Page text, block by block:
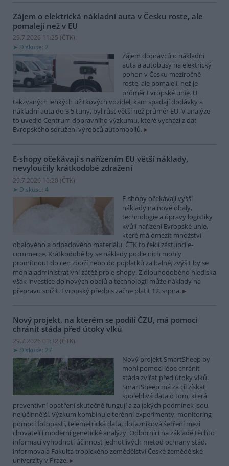
Zájem o elektrická nákladní auta v Česku roste, ale
pomaleji než v EU
29.7.2026 11:25 (ČTK)
Diskuse: 2
Zájem dopravců o nákladní
auta a autobusy na elektrický
pohon v Česku meziročně
roste, ale pomaleji, než je
průměr Evropské unie. U
takzvaných lehkých užitkových vozidel, kam spadají dodávky a
nákladní auta do 3,5 tuny, byl růst větší než průměr EU. V analýze
to uvedlo Centrum dopravního výzkumu, které vychází z dat
Evropského sdružení výrobců automobilů.
E-shopy očekávají s nařízením EU větší náklady,
nevyloučily krátkodobé zdražení
29.7.2026 10:20 (ČTK)
Diskuse: 4
E-shopy očekávají vyšší
náklady na nové obaly,
technologie a úpravy logistiky
kvůli nařízení Evropské unie,
které má omezit množství
obalového a odpadového materiálu. ČTK to řekli zástupci e-
commerce. Krátkodobě by se náklady podle nich mohly
promítnout do cen zboží nebo do poplatků za balné, zvýšit by se
mohla administrativní zátěž pro e-shopy. Z dlouhodobého hlediska
však investice do nových obalů a technologií může náklady na
přepravu snížit. Evropský předpis začne platit 12. srpna.
Nový projekt, na kterém se podílí ČZU, má pomoci
chránit stáda před útoky vlků
29.7.2026 01:32 (ČTK)
Diskuse: 27
Nový projekt SmartSheep by
mohl pomoci lépe chránit
stáda zvířat před útoky vlků.
SmartSheep má za cíl získat
spolehlivá data o tom, která
preventivní opatření skutečně fungují a za jakých podmínek jsou
nejúčinnější. Výzkum kombinuje terénní experimenty, monitoring
pomocí fotopastí, telemetrická data, dotazníková šetření mezi
chovateli i moderní genetické analýzy. Odborníci na základě těchto
informací vyhodnotí účinnost jednotlivých metod ochrany stád,
informovala Fakulta tropického zemědělství České zemědělské
univerzity v Praze.